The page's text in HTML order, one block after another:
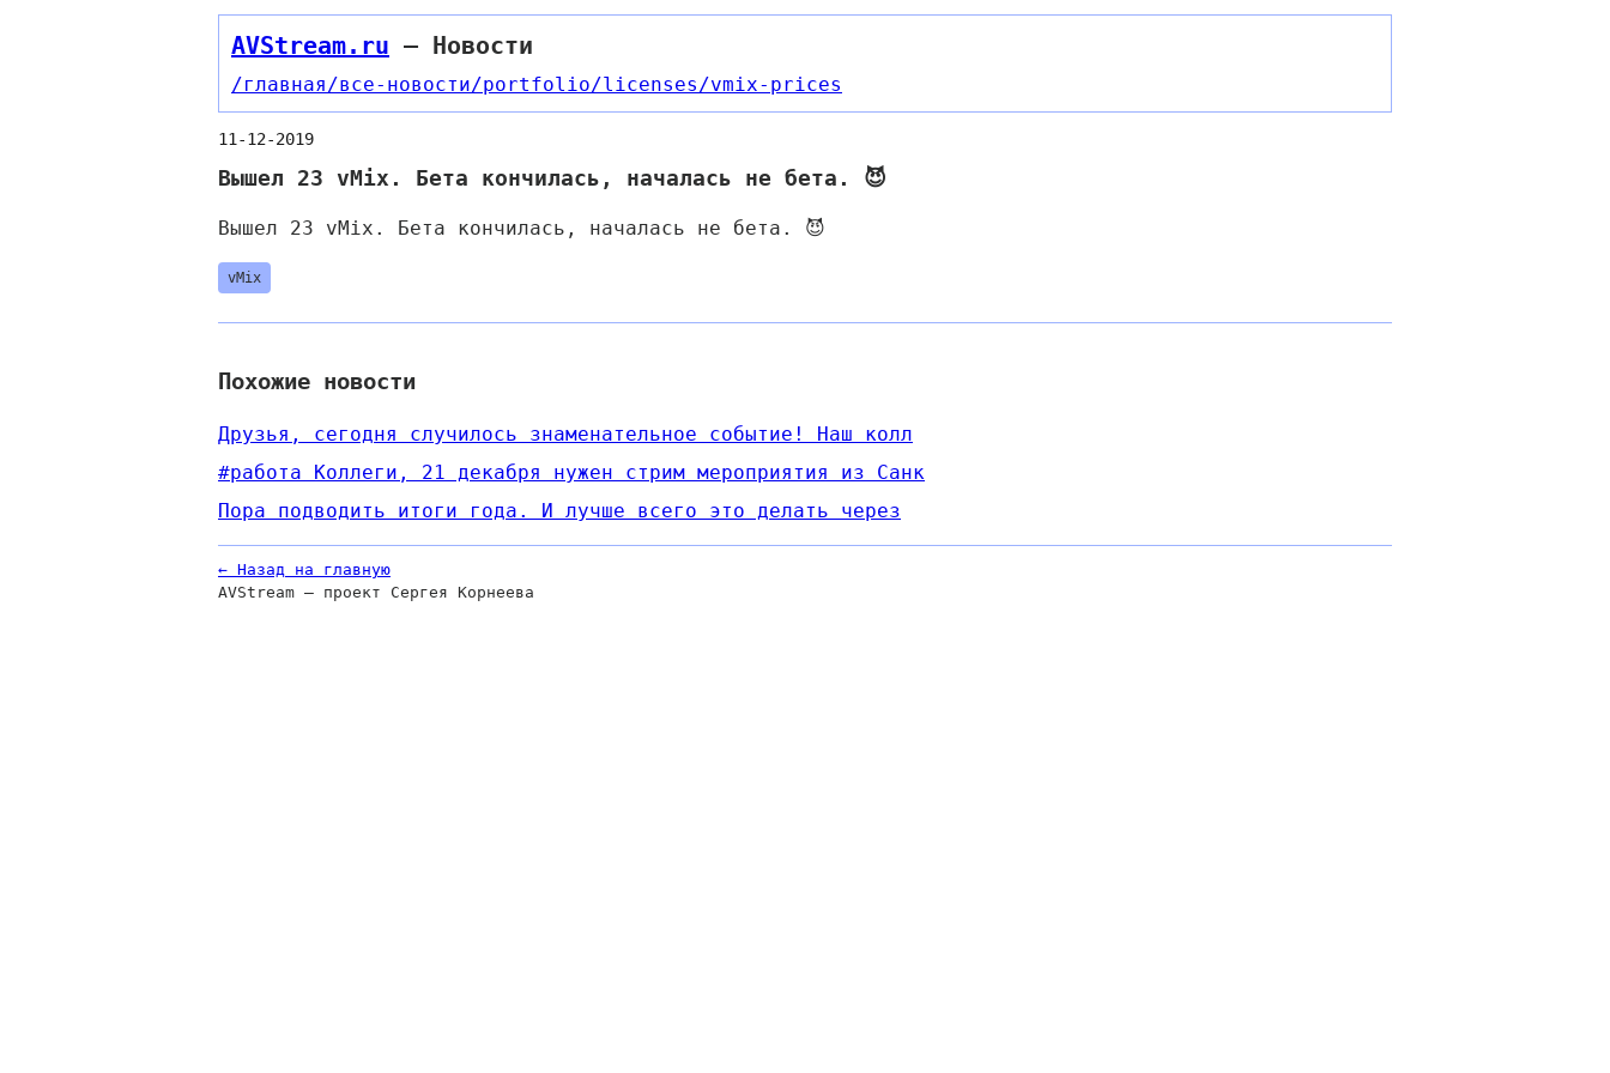
AVStream.ru — Новости
/главная/все-новости/portfolio/licenses/vmix-prices
11-12-2019
Вышел 23 vMix. Бета кончилась, началась не бета. 😈
Вышел 23 vMix. Бета кончилась, началась не бета. 😈
vMix
Похожие новости
​​Друзья, сегодня случилось знаменательное событие! Наш колл
#работа Коллеги, 21 декабря нужен стрим мероприятия из Санк
​​Пора подводить итоги года. И лучше всего это делать через
← Назад на главную
AVStream — проект Сергея Корнеева